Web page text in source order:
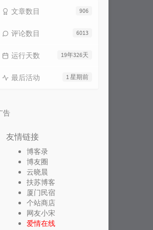
906
文章数目
6013
评论数目
19年326天
运行天数
1 星期前
最后活动
告
友情链接
博客录
博友圈
云晓晨
扶苏博客
厦门民宿
个站商店
网友小宋
爱情在线